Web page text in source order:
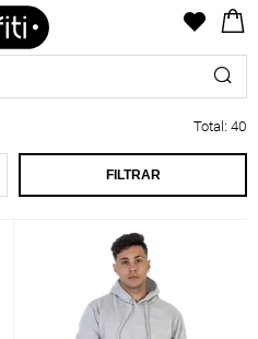
Total: 40
FILTRAR